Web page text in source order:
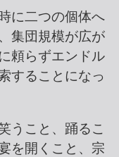
に二つの個体へ
集団規模が広が
頼らずエンドル
することになっ
うこと、踊るこ
を開くこと、宗